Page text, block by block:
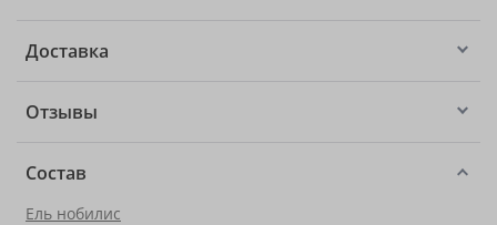
Доставка
Отзывы
Состав
Ель нобилис